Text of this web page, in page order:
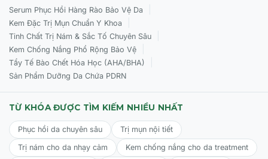
Serum Phục Hồi Hàng Rào Bảo Vệ Da
Kem Đặc Trị Mụn Chuẩn Y Khoa
Tinh Chất Trị Nám & Sắc Tố Chuyên Sâu
Kem Chống Nắng Phổ Rộng Bảo Vệ
Tẩy Tế Bào Chết Hóa Học (AHA/BHA)
Sản Phẩm Dưỡng Da Chứa PDRN
TỪ KHÓA ĐƯỢC TÌM KIẾM NHIỀU NHẤT
Phục hồi da chuyên sâu
Trị mụn nội tiết
Trị nám cho da nhạy cảm
Kem chống nắng cho da treatment